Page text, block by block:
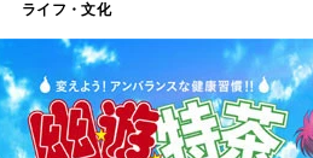
ライフ・文化